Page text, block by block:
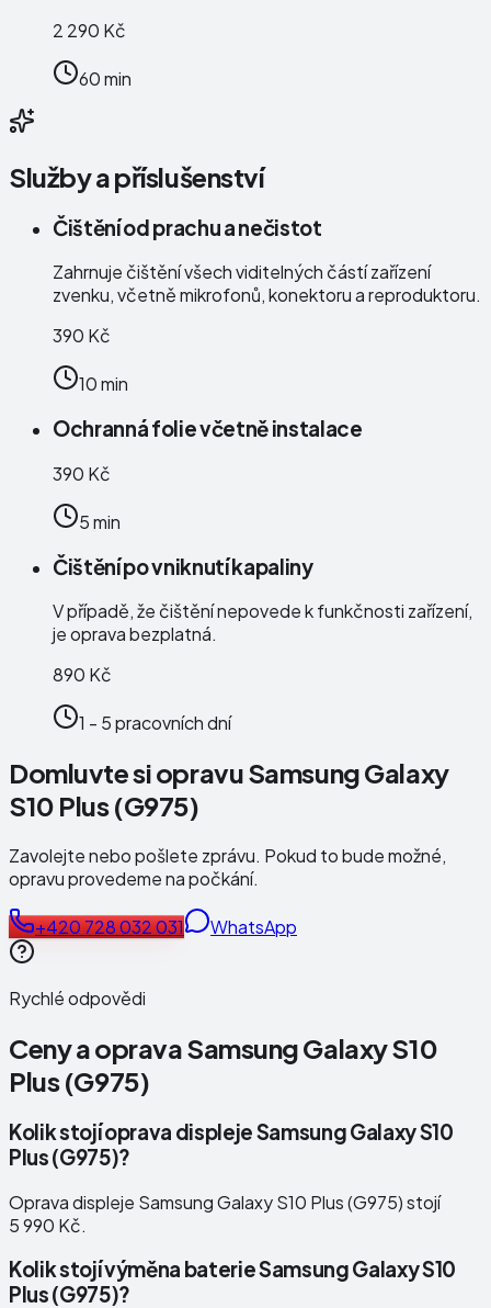
2 290 Kč
60 min
Služby a příslušenství
Čištění od prachu a nečistot
Zahrnuje čištění všech viditelných částí zařízení
zvenku, včetně mikrofonů, konektoru a reproduktoru.
390 Kč
10 min
Ochranná folie včetně instalace
390 Kč
5 min
Čištění po vniknutí kapaliny
V případě, že čištění nepovede k funkčnosti zařízení,
je oprava bezplatná.
890 Kč
1 - 5 pracovních dní
Domluvte si opravu Samsung Galaxy
S10 Plus (G975)
Zavolejte nebo pošlete zprávu. Pokud to bude možné,
opravu provedeme na počkání.
+420 728 032 031 WhatsApp
Rychlé odpovědi
Ceny a opravaSamsung Galaxy S10
Plus (G975)
Kolik stojí oprava displeje Samsung Galaxy S10
Plus (G975)?
Oprava displeje Samsung Galaxy S10 Plus (G975) stojí
5 990 Kč.
Kolik stojí výměna baterie Samsung Galaxy S10
Plus (G975)?